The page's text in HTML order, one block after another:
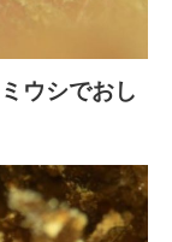
ウシでおし